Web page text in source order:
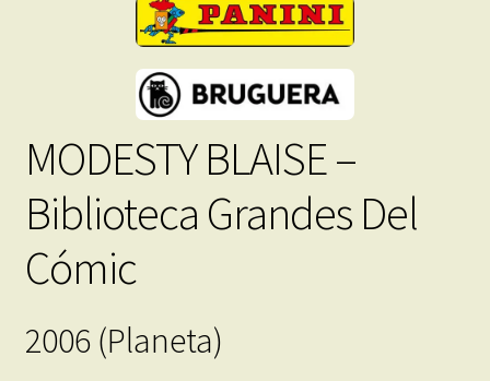
MODESTY BLAISE –
Biblioteca Grandes Del
Cómic
2006 (Planeta)